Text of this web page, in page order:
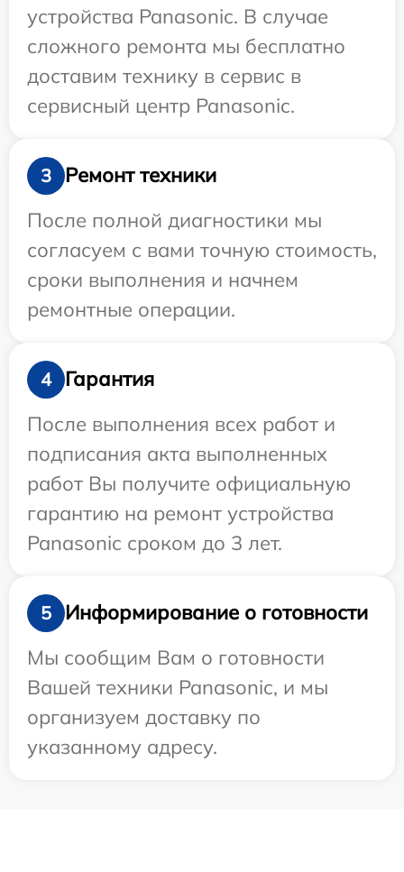
устройства Panasonic. В случае
сложного ремонта мы бесплатно
доставим технику в сервис в
сервисный центр Panasonic.
3
Ремонт техники
После полной диагностики мы
согласуем с вами точную стоимость,
сроки выполнения и начнем
ремонтные операции.
4
Гарантия
После выполнения всех работ и
подписания акта выполненных
работ Вы получите официальную
гарантию на ремонт устройства
Panasonic сроком до 3 лет.
5
Информирование о готовности
Мы сообщим Вам о готовности
Вашей техники Panasonic, и мы
организуем доставку по
указанному адресу.